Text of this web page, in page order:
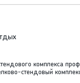
комплекса
стендовый